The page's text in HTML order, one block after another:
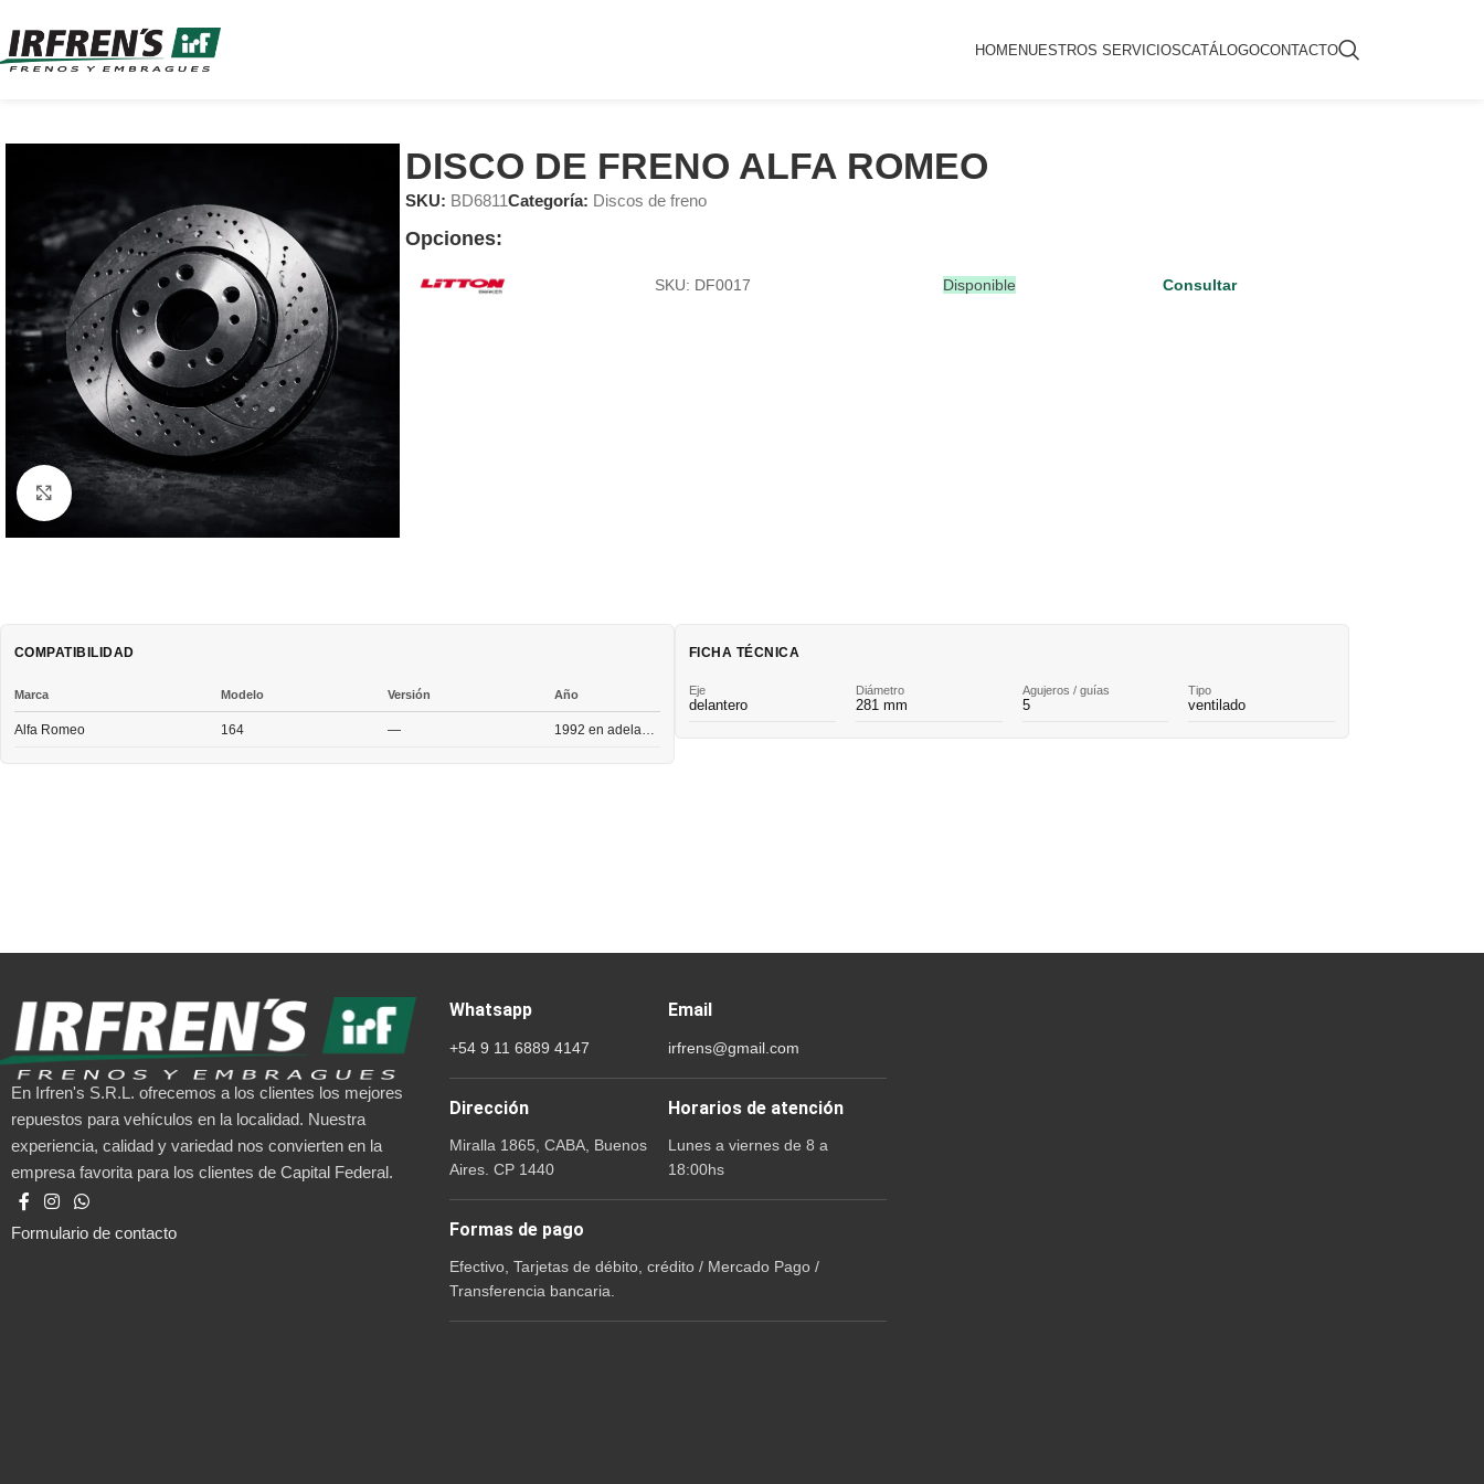
HOMENUESTROS SERVICIOSCATÁLOGOCONTACTO
Clic para ampliar
DISCO DE FRENO ALFA ROMEO
SKU: BD6811Categoría: Discos de freno
Opciones:
SKU: DF0017 Disponible Consultar
COMPATIBILIDAD
Marca Modelo Versión Año
Alfa Romeo 164 —
FICHA TÉCNICA
Eje
delantero
Diámetro
281 mm
Agujeros / guías
5
Tipo
ventilado
En Irfren's S.R.L. ofrecemos a los clientes los mejores
repuestos para vehículos en la localidad. Nuestra
experiencia, calidad y variedad nos convierten en la
empresa favorita para los clientes de Capital Federal.
Formulario de contacto
Whatsapp
+54 9 11 6889 4147
Email
irfrens@gmail.com
Dirección
Miralla 1865, CABA, Buenos
Aires. CP 1440
Horarios de atención
Lunes a viernes de 8 a
18:00hs
Formas de pago
Efectivo, Tarjetas de débito, crédito / Mercado Pago /
Transferencia bancaria.